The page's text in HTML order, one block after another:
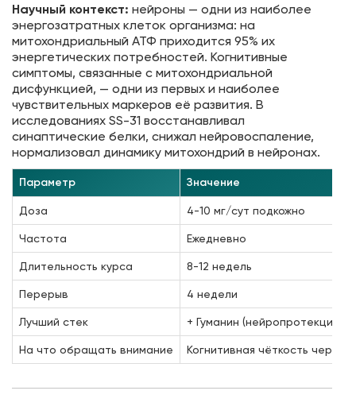
Научный контекст: нейроны — одни из наиболее
энергозатратных клеток организма: на
митохондриальный АТФ приходится 95% их
энергетических потребностей. Когнитивные
симптомы, связанные с митохондриальной
дисфункцией, — одни из первых и наиболее
чувствительных маркеров её развития. В
исследованиях SS-31 восстанавливал
синаптические белки, снижал нейровоспаление,
нормализовал динамику митохондрий в нейронах.
Параметр Значение
Доза 4-10 мг/сут подкожно
Частота Ежедневно
Длительность курса 8-12 недель
Перерыв 4 недели
Лучший стек + Гуманин (нейропротекция)
На что обращать внимание Когнитивная чёткость через